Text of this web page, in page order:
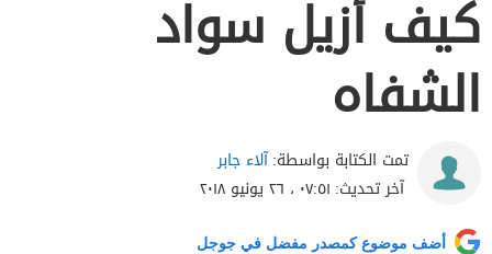
كيف أزيل سواد
الشفاه
تمت الكتابة بواسطة:آلاء جابر
آخر تحديث: ٠٧:٥١ ، ٢٦ يونيو ٢٠١٨
أضف موضوع كمصدر مفضل في جوجل